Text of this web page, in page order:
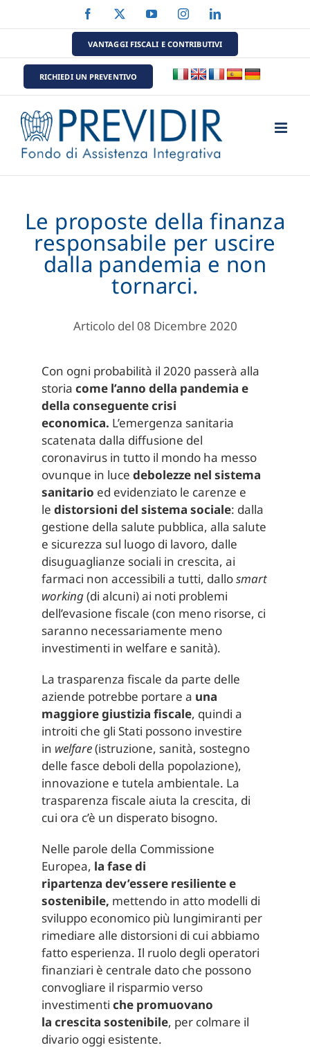
al
Facebook YouTubeInstagramLinkedIn
VANTAGGI FISCALI E CONTRIBUTIVI
RICHIEDI UN PREVENTIVO
Le proposte della finanza
responsabile per uscire
dalla pandemia e non
tornarci.
Articolo del 08 Dicembre 2020
Con ogni probabilità il 2020 passerà alla
storia come l’anno della pandemia e
della conseguente crisi
economica. L’emergenza sanitaria
scatenata dalla diffusione del
coronavirus in tutto il mondo ha messo
ovunque in luce debolezze nel sistema
sanitario ed evidenziato le carenze e
le distorsioni del sistema sociale: dalla
gestione della salute pubblica, alla salute
e sicurezza sul luogo di lavoro, dalle
disuguaglianze sociali in crescita, ai
farmaci non accessibili a tutti, dallosmart
working(di alcuni) ai noti problemi
dell’evasione fiscale (con meno risorse, ci
saranno necessariamente meno
investimenti in welfare e sanità).
La trasparenza fiscale da parte delle
aziende potrebbe portare a una
maggioregiustizia fiscale, quindi a
introiti che gli Stati possono investire
in welfare(istruzione, sanità, sostegno
delle fasce deboli della popolazione),
innovazione e tutela ambientale. La
trasparenza fiscale aiuta la crescita, di
cui ora c’è un disperato bisogno.
Nelle parole della Commissione
Europea, la fase di
ripartenza dev’essere resiliente e
sostenibile, mettendo in atto modelli di
sviluppo economico più lungimiranti per
rimediare alle distorsioni di cui abbiamo
fatto esperienza. Il ruolo degli operatori
finanziari è centrale dato che possono
convogliare il risparmio verso
investimenti che promuovano
la crescita sostenibile, per colmare il
divario oggi esistente.